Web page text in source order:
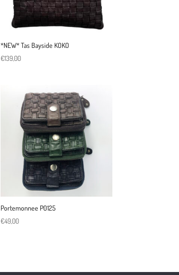
*NEW* Tas Bayside KOKO
€139,00
Portemonnee P0125
€49,00